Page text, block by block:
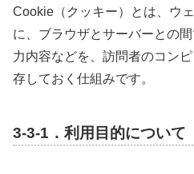
Cookie（クッキー）とは、ウ
に、ブラウザとサーバーとの
力内容などを、訪問者のコン
存しておく仕組みです。
3-3-1．利用目的について